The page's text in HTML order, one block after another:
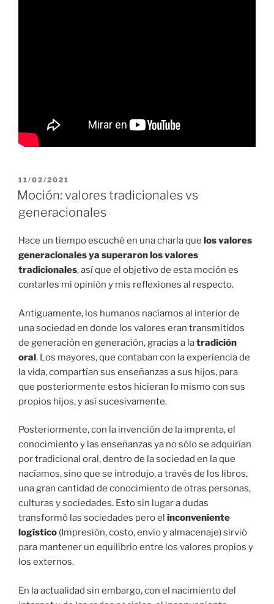
PUBLICADO
EL
11/02/2021
Moción: valores tradicionales vs
generacionales
Hace un tiempo escuché en una charla que los valores
generacionales ya superaron los valores
tradicionales, así que el objetivo de esta moción es
contarles mi opinión y mis reflexiones al respecto.
Antiguamente, los humanos nacíamos al interior de
una sociedad en donde los valores eran transmitidos
de generación en generación, gracias a latradición
oral. Los mayores, que contaban con la experiencia de
la vida, compartían sus enseñanzas a sus hijos, para
que posteriormente estos hicieran lo mismo con sus
propios hijos, y así sucesivamente.
Posteriormente, con la invención de la imprenta, el
conocimiento y las enseñanzas ya no sólo se adquirían
por tradicional oral, dentro de la sociedad en la que
nacíamos, sino que se introdujo, a través de los libros,
una gran cantidad de conocimiento de otras personas,
culturas y sociedades. Esto sin lugar a dudas
transformó las sociedades pero el inconveniente
logístico (Impresión, costo, envío y almacenaje) sirvió
para mantener un equilibrio entre los valores propios y
los externos.
En la actualidad sin embargo, con el nacimiento del